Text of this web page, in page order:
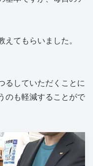
てもらいました。
るしていただくことに
のも軽減することがで